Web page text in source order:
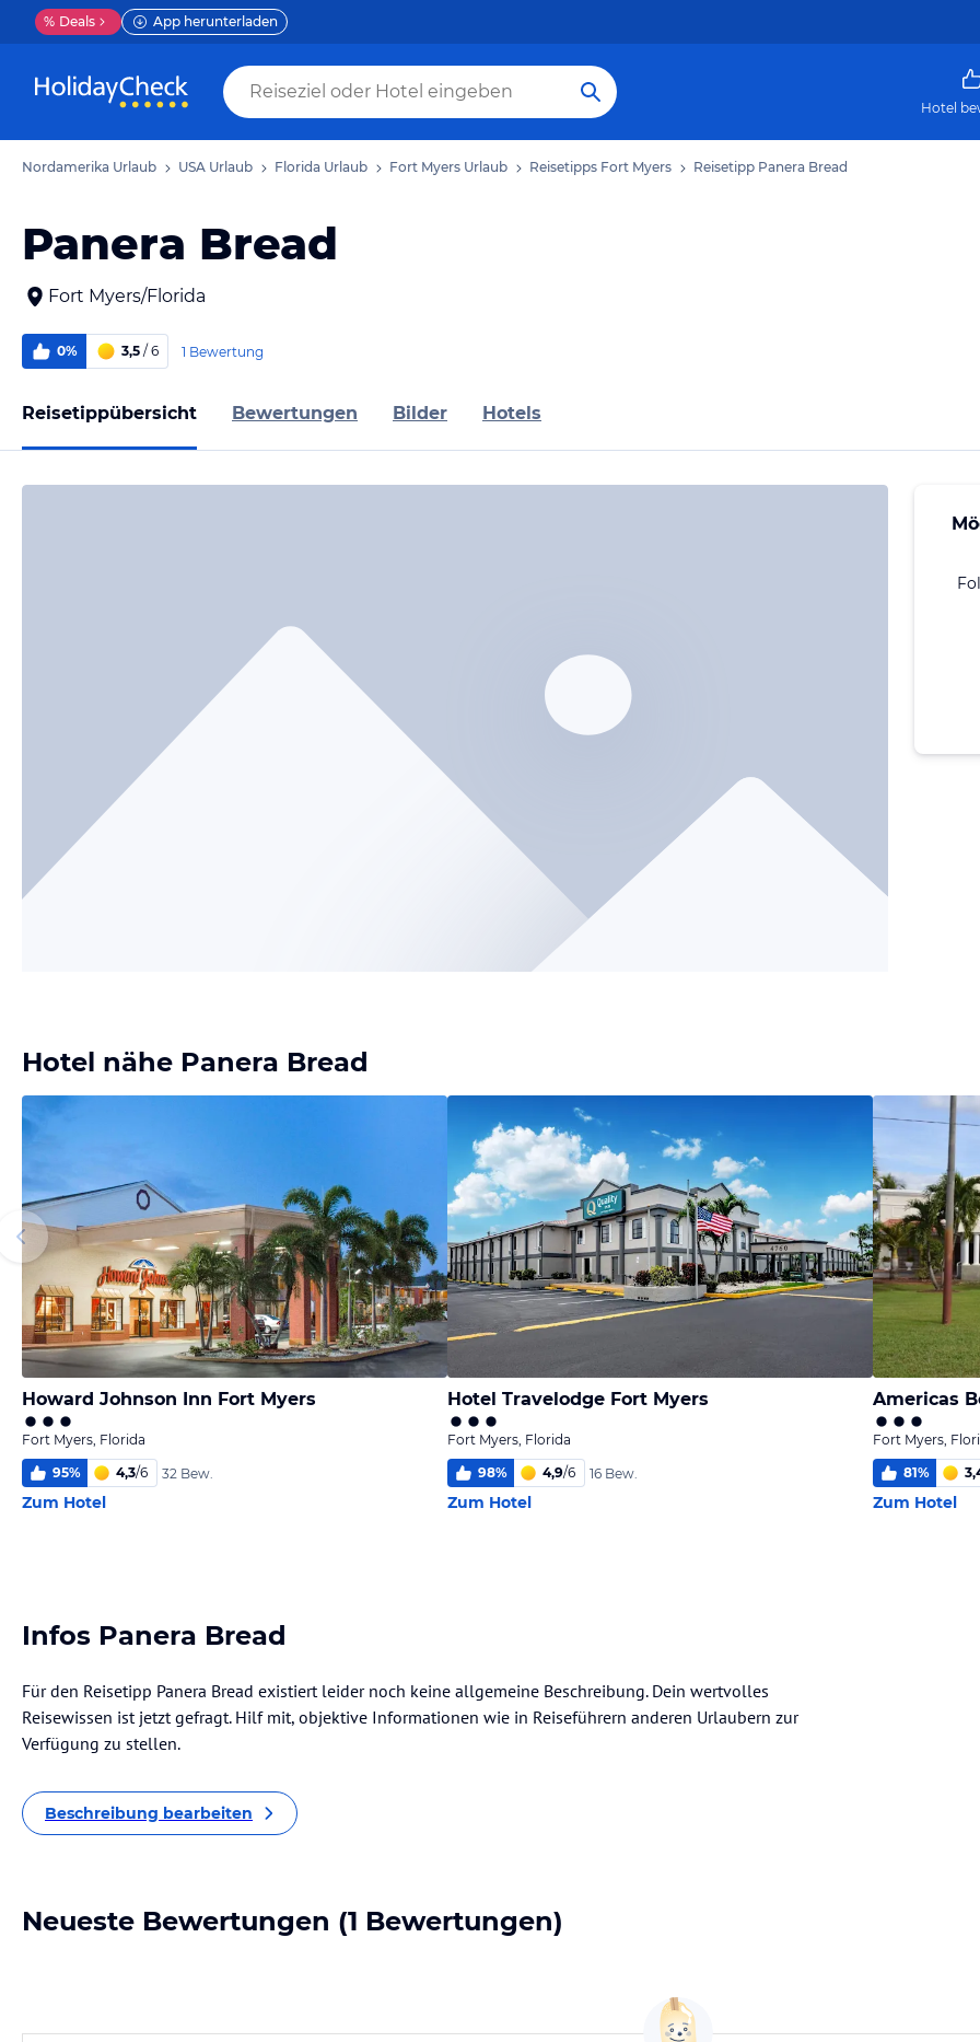
% Deals App herunterladen
Hotel
Nordamerika Urlaub USA Urlaub Florida Urlaub Fort Myers Urlaub Reisetipps Fort Myers Reisetipp Panera Bread
Panera Bread
Fort Myers/Florida
0% 3,5 / 6 1 Bewertung
Reisetippübersicht Bewertungen Bilder Hotels
Hotel nähe Panera Bread
Howard Johnson Inn Fort Myers
Fort Myers, Florida
95% 4,3/6 32 Bew.
Zum Hotel
Hotel Travelodge Fort Myers
Fort Myers, Florida
98% 4,9/6 16 Bew.
Zum Hotel
Americas
Fort Myers,
81%
Zum Hotel
Infos Panera Bread
Für den Reisetipp Panera Bread existiert leider noch keine allgemeine Beschreibung. Dein wertvolles
Reisewissen ist jetzt gefragt. Hilf mit, objektive Informationen wie in Reiseführern anderen Urlaubern zur
Verfügung zu stellen.
Beschreibung bearbeiten
Neueste Bewertungen (1 Bewertungen)